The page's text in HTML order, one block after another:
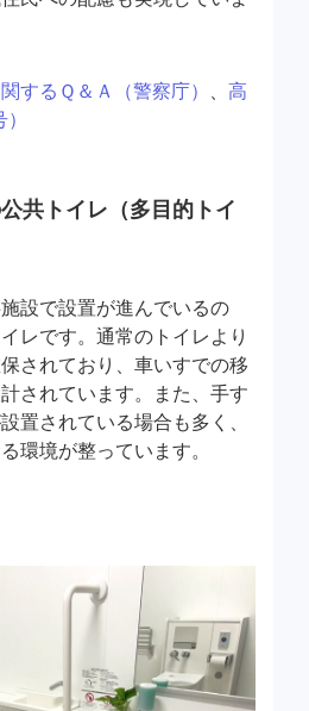
するＱ＆Ａ（警察庁）
高
共トイレ（多目的トイ
設で設置が進んでいるの
レです。通常のトイレより
されており、車いすでの移
されています。また、手す
置されている場合も多く、
環境が整っています。